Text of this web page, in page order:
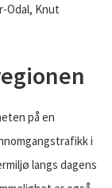
Odal, Knut
på en
i
langs dagens